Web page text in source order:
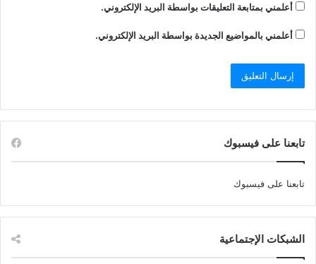
أعلمني بمتابعة التعليقات بواسطة البريد الإلكتروني.
أعلمني بالمواضيع الجديدة بواسطة البريد الإلكتروني.
تابعنا على فيسبوك
تابعنا على فيسبوك
الشبكات الإجتماعية